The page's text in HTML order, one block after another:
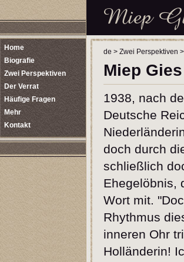
Home
Biografie
Zwei Perspektiven
Der Verrat
Häufige Fragen
Mehr
Kontakt
de > Zwei Perspektiven >
Miep
1938, nach
Deutsche
doch durch
schließlich
Ehegelöbnis,
Wort mit.
Rhythmus
inneren Ohr
Holländerin!